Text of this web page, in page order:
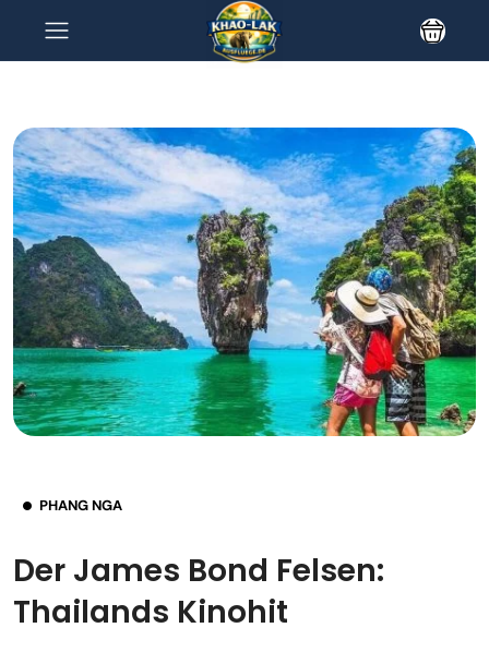
PHANG NGA
Der James Bond Felsen:
Thailands Kinohit